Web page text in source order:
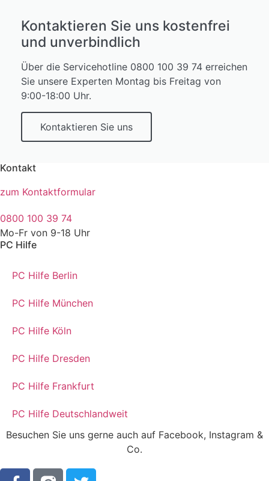
Kontaktieren Sie uns kostenfrei
und unverbindlich
Über die Servicehotline 0800 100 39 74 erreichen
Sie unsere Experten Montag bis Freitag von
9:00-18:00 Uhr.
Kontaktieren Sie uns
Besuchen Sie uns gerne auch auf Facebook, Instagram &
Co.
PC Hilfe
PC Hilfe Berlin
PC Hilfe München
PC Hilfe Köln
PC Hilfe Dresden
PC Hilfe Frankfurt
PC Hilfe Deutschlandweit
Kontakt
zum Kontaktformular
0800 100 39 74
Mo-Fr von 9-18 Uhr